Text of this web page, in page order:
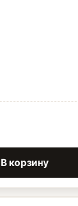
В корзину